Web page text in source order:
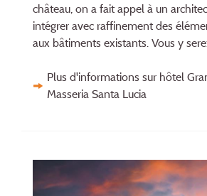
château, on a fait appel à un
intégrer avec raf­fi­ne­ment des
aux bâti­ments exis­tants. Vous y
Plus d'informations sur hôtel
Masseria Santa Lucia